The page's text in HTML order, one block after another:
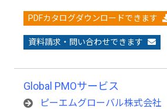
PDFカタログダウンロードできます
資料請求・問い合わせできます
Global PMOサービス
ピーエムグローバル株式会社